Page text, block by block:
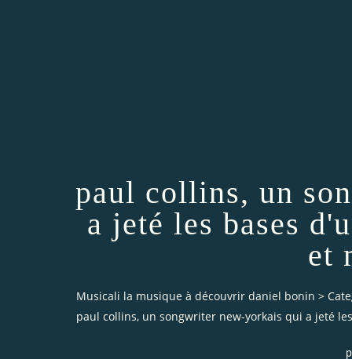
paul collins, un
a jeté les bases
et
Musicali la musique à découvrir daniel bonin >
paul collins, un songwriter new-yorkais qui a jeté